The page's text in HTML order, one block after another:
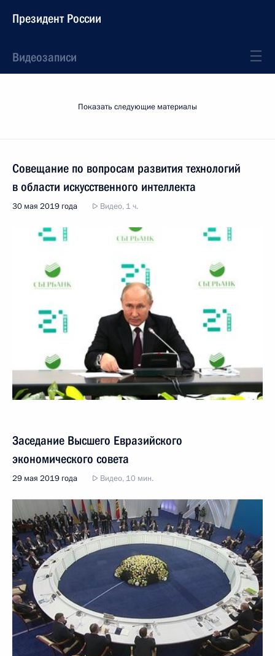
Президент России
Видеозаписи
Показать следующие материалы
Совещание по вопросам развития технологий
в области искусственного интеллекта
30 мая 2019 года Видео, 1 ч.
Заседание Высшего Евразийского
экономического совета
29 мая 2019 года Видео, 10 мин.